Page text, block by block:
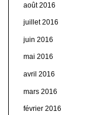
août 2016
juillet 2016
juin 2016
mai 2016
avril 2016
mars 2016
février 2016